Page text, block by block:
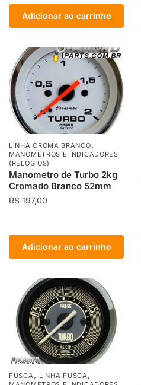
Adicionar ao carrinho
LINHA CROMA BRANCO,
MANÔMETROS E INDICADORES
(RELÓGIOS)
Manometro de Turbo 2kg
Cromado Branco 52mm
R$ 197,00
Adicionar ao carrinho
FUSCA, LINHA FUSCA,